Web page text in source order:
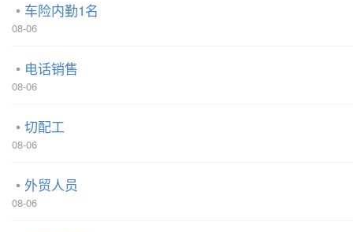
车险内勤1名
08-06
电话销售
08-06
切配工
08-06
外贸人员
08-06